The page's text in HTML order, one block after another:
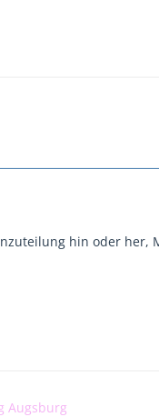
hin oder her,
Augsburg